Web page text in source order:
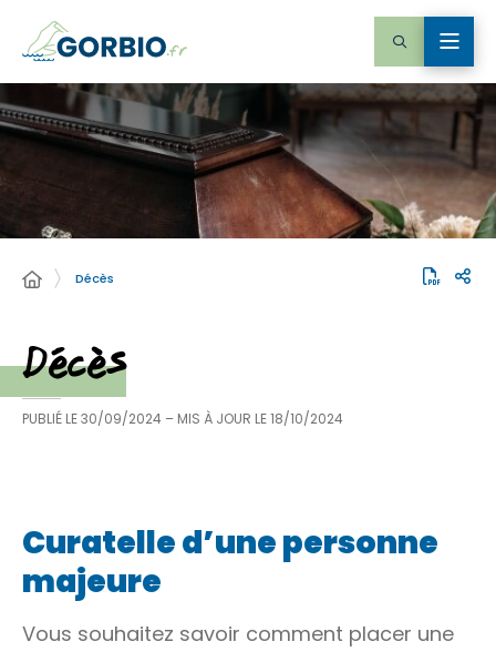
Décès
Décès
PUBLIÉ LE30/09/2024 – MIS À JOUR LE18/10/2024
Curatelle d’une personne
majeure
Vous souhaitez savoir comment placer une